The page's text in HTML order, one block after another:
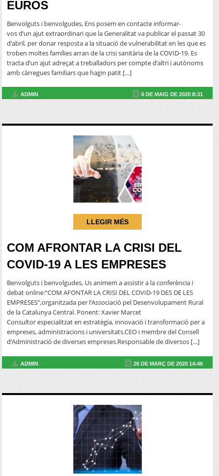
EUROS
Benvolguts i benvolgudes, Ens posem en contacte informar-
vos d’un ajut extraordinari que la Generalitat va publicar el passat 30
d’abril, per donar resposta a la situació de vulnerabilitat en les que es
troben moltes famílies arran de la crisi sanitària de la COVID-19. Es
tracta d’un ajut adreçat a treballadors per compte d’altri i autònoms
amb càrregues familiars que hagin patit […]
ADMIN 6 DE MAIG DE 2020 8:31
LLEGIR MÉS
COM AFRONTAR LA CRISI DEL
COVID-19 A LES EMPRESES
Benvolguts i benvolgudes, Us animem a assistir a la conferència i
debat online:“COM AFONTAR LA CRISI DEL COVID-19 DES DE LES
EMPRESES”,organitzada per l’Associació pel Desenvolupament Rural
de la Catalunya Central. Ponent: Xavier Marcet
Consultor especialitzat en estratègia, innovació i transformació per a
empreses, administracions i universitats.CEO i membre del Consell
d’Administració de diverses empreses.Responsable de diversos […]
ADMIN 26 DE MARÇ DE 2020 14:46